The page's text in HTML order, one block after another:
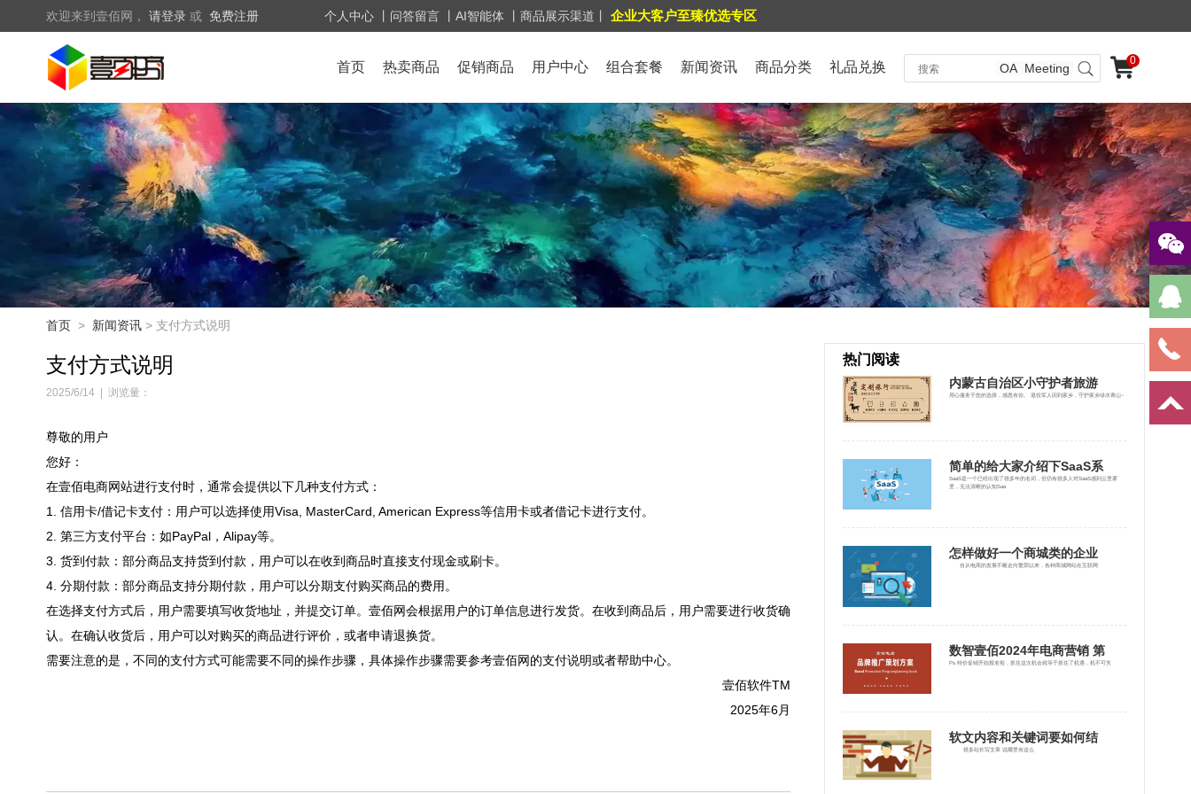
欢迎来到壹佰网， 请登录 或 免费注册 个人中心 丨问答留言 丨AI智能体 丨商品展示渠道丨 企业大客户至臻优选专区
0
OA Meeting
首页 热卖商品 促销商品 用户中心 组合套餐 新闻资讯 商品分类 礼品兑换
首页 > 新闻资讯 > 支付方式说明
支付方式说明
2025/6/14 浏览量：
尊敬的用户
您好：
在壹佰电商网站进行支付时，通常会提供以下几种支付方式：
1. 信用卡/借记卡支付：用户可以选择使用Visa, MasterCard, American Express等信用卡或者借记卡进行支付。
2. 第三方支付平台：如PayPal，Alipay等。
3. 货到付款：部分商品支持货到付款，用户可以在收到商品时直接支付现金或刷卡。
4. 分期付款：部分商品支持分期付款，用户可以分期支付购买商品的费用。
在选择支付方式后，用户需要填写收货地址，并提交订单。壹佰网会根据用户的订单信息进行发货。在收到商品后，用户需要进行收货确
认。在确认收货后，用户可以对购买的商品进行评价，或者申请退换货。
需要注意的是，不同的支付方式可能需要不同的操作步骤，具体操作步骤需要参考壹佰网的支付说明或者帮助中心。
壹佰软件TM
2025年6月
热门阅读
内蒙古自治区小守护者旅游
用心服务于您的选择，感恩有你。 退役军人回到家乡，守护家乡绿水青山~
简单的给大家介绍下SaaS系
SaaS是一个已经出现了很多年的名词，但仍有很多人对SaaS感到云里雾
里，无法清晰的认知Saa
怎样做好一个商城类的企业
自从电商的发展不断走向繁荣以来，各种商城网站在互联网
数智壹佰2024年电商营销 第
Ps.特价促销开始报名啦，抓住这次机会就等于抓住了机遇，机不可失
软文内容和关键词要如何结
很多站长写文章 说哪里有这么